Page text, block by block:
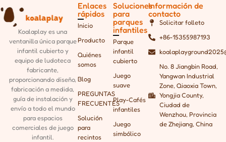
Koalaplay es una
ventanilla única parque
infantil cubierto y
equipo de ludoteca
fabricante,
proporcionandodiseño,
fabricación a medida,
guía de instalación y
envío a todo el mundo
para espacios
comerciales de juego
infantil.
Enlaces
rápidos
Inicio
Producto
Quiénes
somos
Blog
PREGUNTAS
FRECUENTES
Solución
para
recintos
Soluciones
para
parques
infantiles
Parque
infantil
cubierto
Juego
suave
Play-Cafés
infantiles
Juego
simbólico
Información de
contacto
Solicitar folleto
+86-15355987193
No. 8 Jiangbin Road,
Yangwan Industrial
Zone, Qiaoxia Town,
Yongjia County,
Ciudad de
Wenzhou, Provincia
de Zhejiang, China